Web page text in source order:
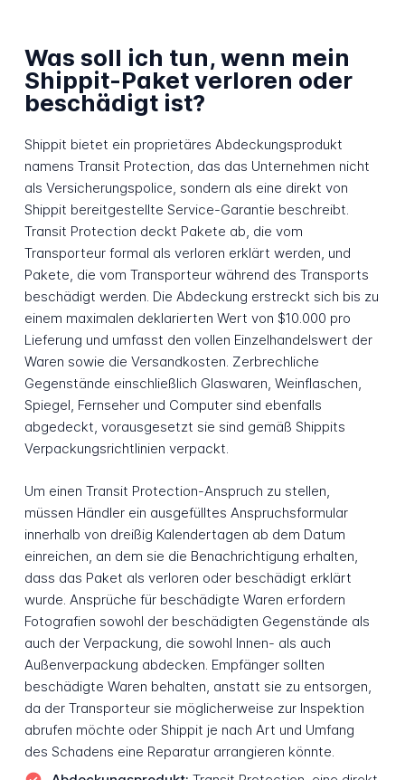
Was soll ich tun, wenn mein
Shippit-Paket verloren oder
beschädigt ist?
Shippit bietet ein proprietäres Abdeckungsprodukt
namens Transit Protection, das das Unternehmen nicht
als Versicherungspolice, sondern als eine direkt von
Shippit bereitgestellte Service-Garantie beschreibt.
Transit Protection deckt Pakete ab, die vom
Transporteur formal als verloren erklärt werden, und
Pakete, die vom Transporteur während des Transports
beschädigt werden. Die Abdeckung erstreckt sich bis zu
einem maximalen deklarierten Wert von $10.000 pro
Lieferung und umfasst den vollen Einzelhandelswert der
Waren sowie die Versandkosten. Zerbrechliche
Gegenstände einschließlich Glaswaren, Weinflaschen,
Spiegel, Fernseher und Computer sind ebenfalls
abgedeckt, vorausgesetzt sie sind gemäß Shippits
Verpackungsrichtlinien verpackt.
Um einen Transit Protection-Anspruch zu stellen,
müssen Händler ein ausgefülltes Anspruchsformular
innerhalb von dreißig Kalendertagen ab dem Datum
einreichen, an dem sie die Benachrichtigung erhalten,
dass das Paket als verloren oder beschädigt erklärt
wurde. Ansprüche für beschädigte Waren erfordern
Fotografien sowohl der beschädigten Gegenstände als
auch der Verpackung, die sowohl Innen- als auch
Außenverpackung abdecken. Empfänger sollten
beschädigte Waren behalten, anstatt sie zu entsorgen,
da der Transporteur sie möglicherweise zur Inspektion
abrufen möchte oder Shippit je nach Art und Umfang
des Schadens eine Reparatur arrangieren könnte.